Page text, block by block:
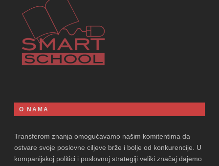
O NAMA
Transferom znanja omogućavamo našim komitentima da
ostvare svoje poslovne ciljeve brže i bolje od konkurencije. U
kompanijskoj politici i poslovnoj strategiji veliki značaj dajemo